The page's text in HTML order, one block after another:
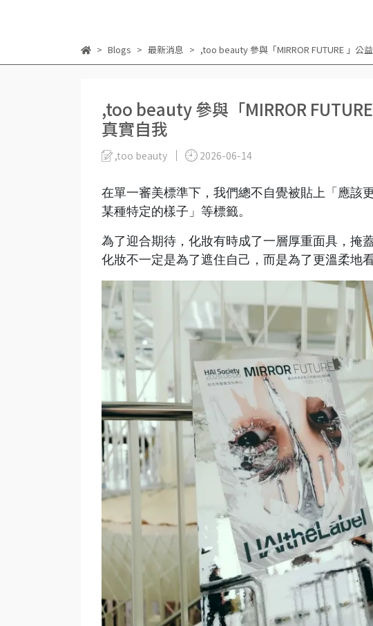
Blogs 最新消息 ,too beauty 參與「MIRROR FUTURE 」公
,too beauty 參與「MIRROR
真實自我
,too beauty 2026-06-14
在單一審美標準下，我們總不自覺被貼上「應該
某種特定的樣子」等標籤。
為了迎合期待，化妝有時成了一層厚重面具，掩
化妝不一定是為了遮住自己，而是為了更溫柔地